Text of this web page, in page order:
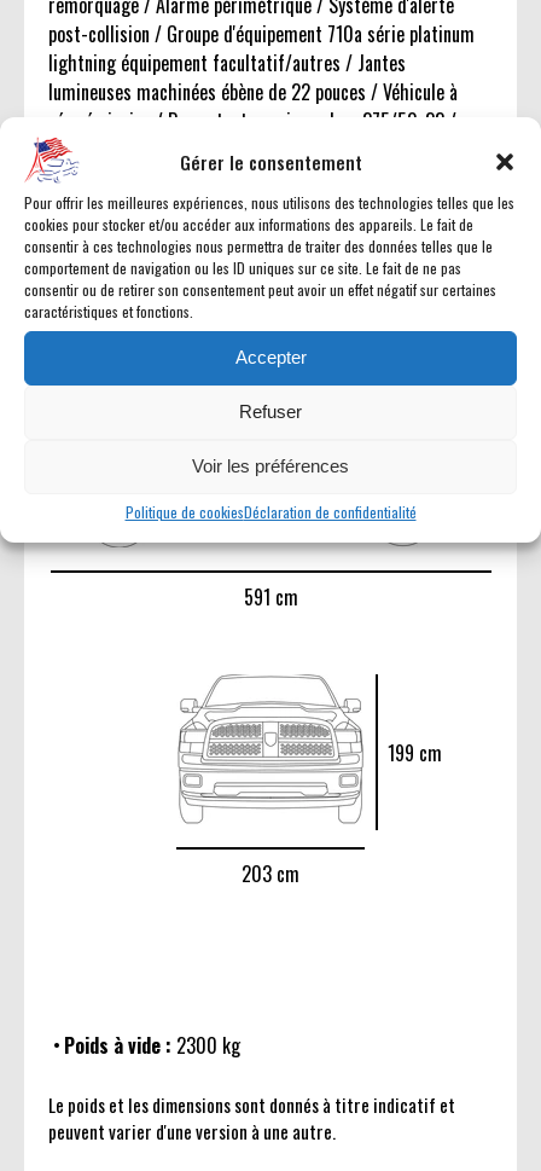
Gérer le consentement
Pour offrir les meilleures expériences, nous utilisons des technologies telles que les
cookies pour stocker et/ou accéder aux informations des appareils. Le fait de
consentir à ces technologies nous permettra de traiter des données telles que le
comportement de navigation ou les ID uniques sur ce site. Le fait de ne pas
consentir ou de retirer son consentement peut avoir un effet négatif sur certaines
caractéristiques et fonctions.
Accepter
Refuser
Voir les préférences
Politique de cookiesDéclaration de confidentialité
post-collision / Groupe d'équipement 710a série platinum
lightning équipement facultatif/autres / Jantes
lumineuses machinées ébène de 22 pouces / Véhicule à
zéro émission / Pneus toutes saisons bsw 275/50r22 /
Essieu arrière à blocage électrique / Pommeau rétractable
/
Dimensions et châssis
591 cm
203 cm
199 cm
Poids à vide : 2300 kg
Le poids et les dimensions sont donnés à titre indicatif et
peuvent varier d'une version à une autre.